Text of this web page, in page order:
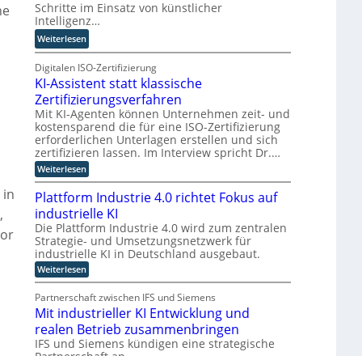
in
-
C
E
O
T
a
t
o
r
t
e
a
n
t
e
n
c
o
m
p
u
t
i
n
g
u
n
d
k
ü
s
t
l
i
Schritte im Einsatz von künstlicher
Intelligenz…
Weiterlesen:
K
I
-
E
i
n
s
a
t
z
n
i
m
m
t
i
n
d
e
r
D
Digitalen ISO-Zertifizierung
KI-Assistent statt klassische
Zertifizierungsverfahren
Mit KI-Agenten können Unternehmen zeit- und
kostensparend die für eine ISO-Zertifizierung
erforderlichen Unterlagen erstellen und sich
zertifizieren lassen. Im Interview spricht Dr.…
Weiterlesen:
K
-
A
s
s
i
s
t
e
n
t
s
t
a
t
Plattform Industrie 4.0 richtet Fokus auf
industrielle KI
Die Plattform Industrie 4.0 wird zum zentralen
Strategie- und Umsetzungsnetzwerk für
industrielle KI in Deutschland ausgebaut.
Weiterlesen:
P
a
t
t
f
o
Partnerschaft zwischen IFS und Siemens
Mit industrieller KI Entwicklung und
realen Betrieb zusammenbringen
IFS und Siemens kündigen eine strategische